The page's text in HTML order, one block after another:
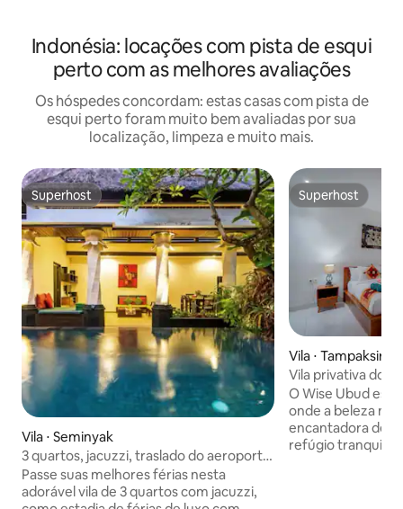
Indonésia: locações com pista de esqui
perto com as melhores avaliações
Os hóspedes concordam: estas casas com pista de
esqui perto foram muito bem avaliadas por sua
localização, limpeza e muito mais.
Superhost
Superhost
Vila ⋅ Seminyak
3 quartos, jacuzzi, traslado do aeroporto,
sem café da manhã
Passe suas melhores férias nesta
adorável vila de 3 quartos com jacuzzi,
Superhost
Superhost
Vila ⋅ Tampaksiring
Vila privativa do
O Wise Ubud está escondido à vista,
onde a beleza
encantadora de
refúgio tranquilo,